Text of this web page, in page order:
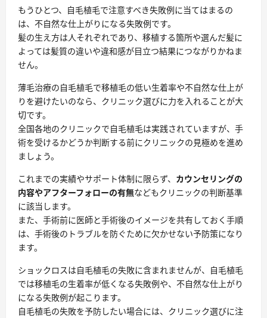
もうひとつ、自毛植毛で注意すべき失敗例に当てはまるの
は、 不自然な仕上がりになる失敗例です。
髪の生え方は人それぞれであり、移植する箇所や選んだ髪に
よっては髪質の違いや違和感が目立つ結果につながりかねま
せん。
薄毛治療の自毛植毛で移植毛の低い生着率や不自然な仕上が
りを避けたいのなら、クリニック選びに力を入れることが大
切です。
全国各地のクリニックで自毛植毛は実践されていますが、手
術を受けるかどうか判断する前にクリニックの見極めを進め
ましょう。
これまでの実績やサポート体制に限らず、 カウンセリングの
内容やアフターフォローの有無などもクリニックの判断基準
に該当します。
また、手術前に医師と手術後のイメージを共有しておく手順
は、手術後のトラブルを防ぐために欠かせない予防策になり
ます。
ショックロスは自毛植毛の失敗に含まれませんが、自毛植毛
では移植毛の生着率が低くなる失敗例や、不自然な仕上がり
になる失敗例が起こります。
自毛植毛の失敗を予防したい場合には、クリニック選びに注